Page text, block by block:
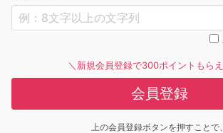
＼新規会員登録で300ポイントもら
会員登録
上の会員登録ボタンを押すことで、